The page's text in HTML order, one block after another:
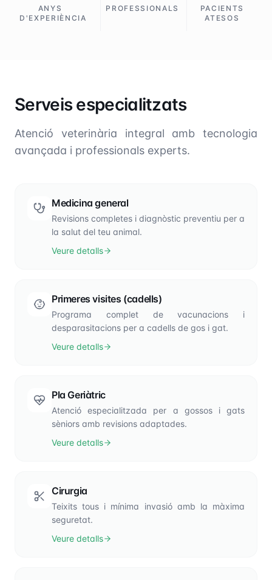
ANYS
D'EXPERIÈNCIA
PROFESSIONALS
PACIENTS
ATESOS
Serveis especialitzats
Atenció veterinària integral amb tecnologia
avançada i professionals experts.
Medicina general
Revisions completes i diagnòstic preventiu per a
la salut del teu animal.
Veure detalls
Primeres visites (cadells)
Programa complet de vacunacions i
desparasitacions per a cadells de gos i gat.
Veure detalls
Pla Geriàtric
Atenció especialitzada per a gossos i gats
sèniors amb revisions adaptades.
Veure detalls
Cirurgia
Teixits tous i mínima invasió amb la màxima
seguretat.
Veure detalls